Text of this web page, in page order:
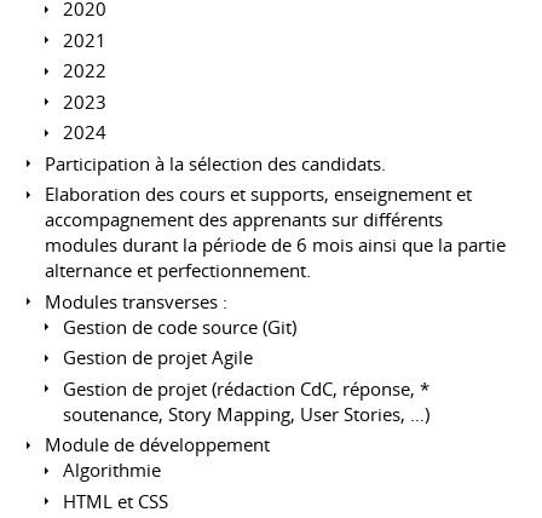
2020
2021
2022
2023
2024
Participation à la sélection des candidats.
Elaboration des cours et supports, enseignement et
accompagnement des apprenants sur différents
modules durant la période de 6 mois ainsi que la partie
alternance et perfectionnement.
Modules transverses :
Gestion de code source (Git)
Gestion de projet Agile
Gestion de projet (rédaction CdC, réponse, *
soutenance, Story Mapping, User Stories, …)
Module de développement
Algorithmie
HTML et CSS